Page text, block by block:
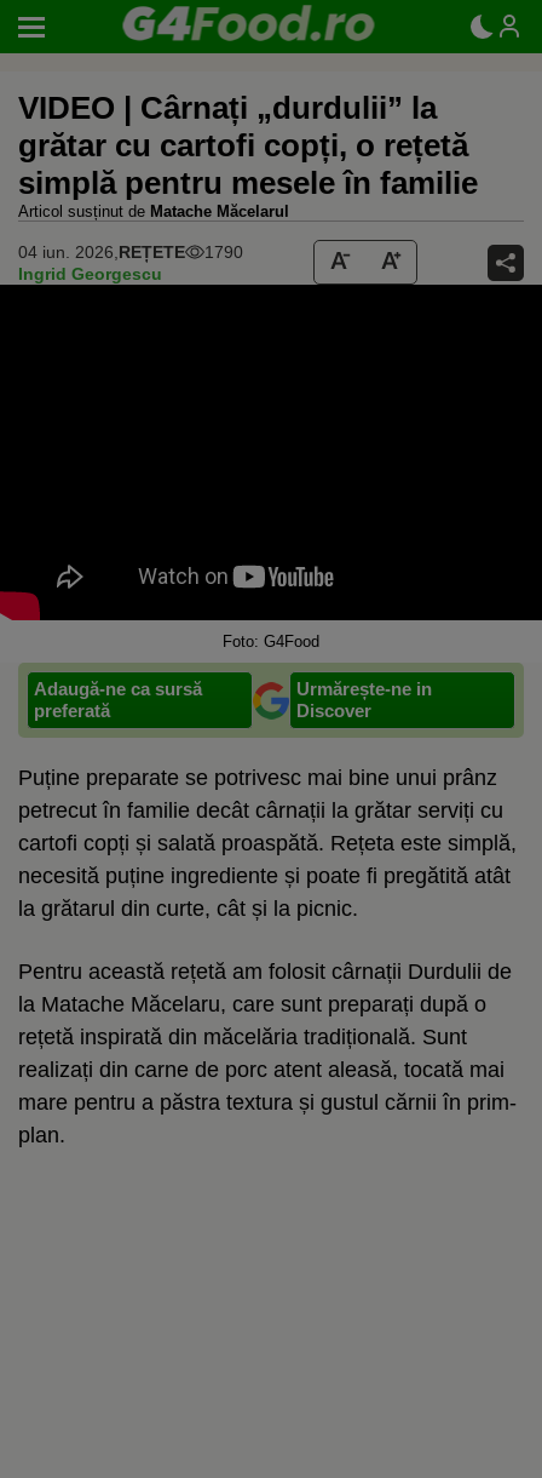
VIDEO | Cârnați „durdulii” la
grătar cu cartofi copți, o rețetă
simplă pentru mesele în familie
Articol susținut de Matache Măcelarul
04 iun. 2026, REȚETE
1790
Ingrid Georgescu
Foto: G4Food
Adaugă-ne ca sursă
preferată
Urmărește-ne in
Discover
Puține preparate se potrivesc mai bine unui prânz
petrecut în familie decât cârnații la grătar serviți cu
cartofi copți și salată proaspătă. Rețeta este simplă,
necesită puține ingrediente și poate fi pregătită atât
la grătarul din curte, cât și la picnic.
Pentru această rețetă am folosit cârnații Durdulii de
la Matache Măcelaru, care sunt preparați după o
rețetă inspirată din măcelăria tradițională. Sunt
realizați din carne de porc atent aleasă, tocată mai
mare pentru a păstra textura și gustul cărnii în prim-
plan.